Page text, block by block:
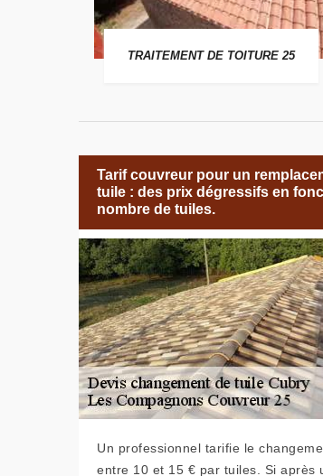
TRAITEMENT DE TOITURE 25
Tarif couvreur pour un
tuile : des prix dégressifs en
nombre de tuiles.
Un professionnel tarifie le
entre 10 et 15 € par tuiles. Si après